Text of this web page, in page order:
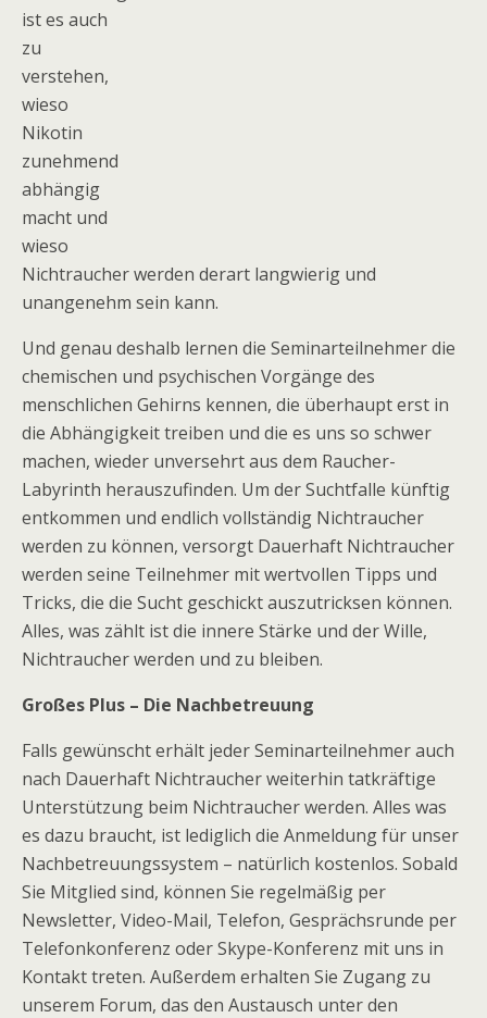
ist es auch
zu
verstehen,
wieso
Nikotin
zunehmend
abhängig
macht und
wieso
Nichtraucher werden derart langwierig und
unangenehm sein kann.
Und genau deshalb lernen die Seminarteilnehmer die
chemischen und psychischen Vorgänge des
menschlichen Gehirns kennen, die überhaupt erst in
die Abhängigkeit treiben und die es uns so schwer
machen, wieder unversehrt aus dem Raucher-
Labyrinth herauszufinden. Um der Suchtfalle künftig
entkommen und endlich vollständig Nichtraucher
werden zu können, versorgt Dauerhaft Nichtraucher
werden seine Teilnehmer mit wertvollen Tipps und
Tricks, die die Sucht geschickt auszutricksen können.
Alles, was zählt ist die innere Stärke und der Wille,
Nichtraucher werden und zu bleiben.
Großes Plus – Die Nachbetreuung
Falls gewünscht erhält jeder Seminarteilnehmer auch
nach Dauerhaft Nichtraucher weiterhin tatkräftige
Unterstützung beim Nichtraucher werden. Alles was
es dazu braucht, ist lediglich die Anmeldung für unser
Nachbetreuungssystem – natürlich kostenlos. Sobald
Sie Mitglied sind, können Sie regelmäßig per
Newsletter, Video-Mail, Telefon, Gesprächsrunde per
Telefonkonferenz oder Skype-Konferenz mit uns in
Kontakt treten. Außerdem erhalten Sie Zugang zu
unserem Forum, das den Austausch unter den